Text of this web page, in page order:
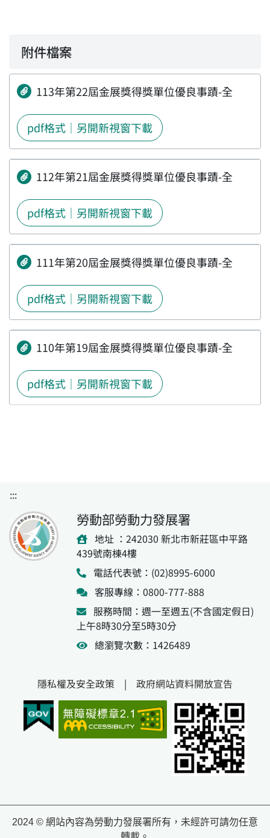
附件檔案
113年第22屆金展獎得獎單位優良事蹟-全
pdf格式｜另開新視窗下載
112年第21屆金展獎得獎單位優良事蹟-全
pdf格式｜另開新視窗下載
111年第20屆金展獎得獎單位優良事蹟-全
pdf格式｜另開新視窗下載
110年第19屆金展獎得獎單位優良事蹟-全
pdf格式｜另開新視窗下載
:::
勞動部勞動力發展署
地址 ：242030 新北市新莊區中平路
439號南棟4樓
電話代表號：(02)8995-6000
客服專線：0800-777-888
服務時間：週一至週五(不含國定假日)
上午8時30分至5時30分
總瀏覽次數：1426489
隱私權及安全政策 | 政府網站資料開放宣告
2024 © 網站內容為勞動力發展署所有，未經許可請勿任意